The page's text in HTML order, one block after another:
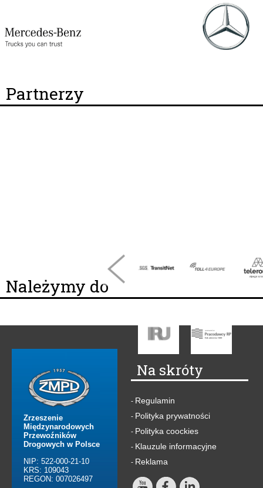
Partnerzy
Należymy do
Zrzeszenie
Międzynarodowych
Przewoźników
Drogowych w Polsce
NIP: 522-000-21-10
KRS: 109043
REGON: 007026497
Na skróty
- Regulamin
- Polityka prywatności
- Polityka coockies
- Klauzule informacyjne
- Reklama